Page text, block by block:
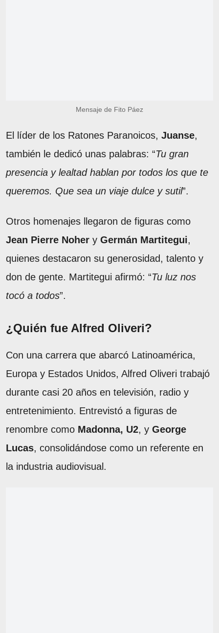
Mensaje de Fito Páez
El líder de los Ratones Paranoicos, Juanse,
también le dedicó unas palabras: “Tu gran
presencia y lealtad hablan por todos los que te
queremos. Que sea un viaje dulce y sutil”.
Otros homenajes llegaron de figuras como
Jean Pierre Noher y Germán Martitegui,
quienes destacaron su generosidad, talento y
don de gente. Martitegui afirmó: “Tu luz nos
tocó a todos”.
¿Quién fue Alfred Oliveri?
Con una carrera que abarcó Latinoamérica,
Europa y Estados Unidos, Alfred Oliveri trabajó
durante casi 20 años en televisión, radio y
entretenimiento. Entrevistó a figuras de
renombre como Madonna, U2, y George
Lucas, consolidándose como un referente en
la industria audiovisual.